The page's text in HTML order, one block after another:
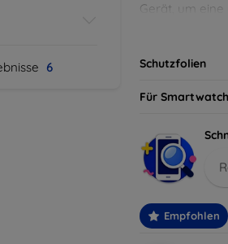
6
Gerät, um
Schutzfolien
Für Smartwatch
Empfohlen